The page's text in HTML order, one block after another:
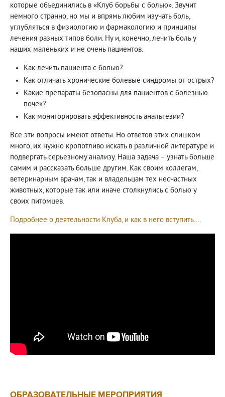
которые объединились в «Клуб борьбы с болью». Звучит
немного странно, но мы и впрямь любим изучать боль,
углубляться в физиологию и фармакологию и принципы
лечения разных типов боли. Ну и, конечно, лечить боль у
наших маленьких и не очень пациентов.
Как лечить пациента с болью?
Как отличать хронические болевые синдромы от острых?
Какие препараты безопасны для пациентов с болезнью
почек?
Как мониторировать эффективность анальгезии?
Все эти вопросы имеют ответы. Но ответов этих слишком
много, их нужно кропотливо искать в различной литературе и
подвергать серьезному анализу. Наша задача – узнать больше
самим и рассказать больше другим. Как своим коллегам,
ветеринарным врачам, так и владельцам тех несчастных
животных, которые так или иначе столкнулись с болью у
своих питомцев.
Подробнее о деятельности Клуба, и как в него вступить....